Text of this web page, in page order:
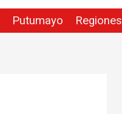
Putumayo Regiones